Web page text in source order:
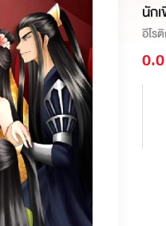
นัก
อีโร
0.0